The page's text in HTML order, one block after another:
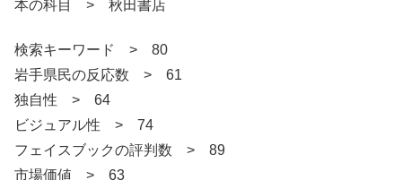
本の科目 > 秋田書店
検索キーワード > 80
岩手県民の反応数 > 61
独自性 > 64
ビジュアル性 > 74
フェイスブックの評判数 > 89
市場価値 > 63